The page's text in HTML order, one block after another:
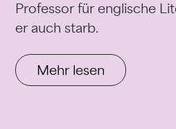
Professor für englische
er auch starb.
Mehr lesen